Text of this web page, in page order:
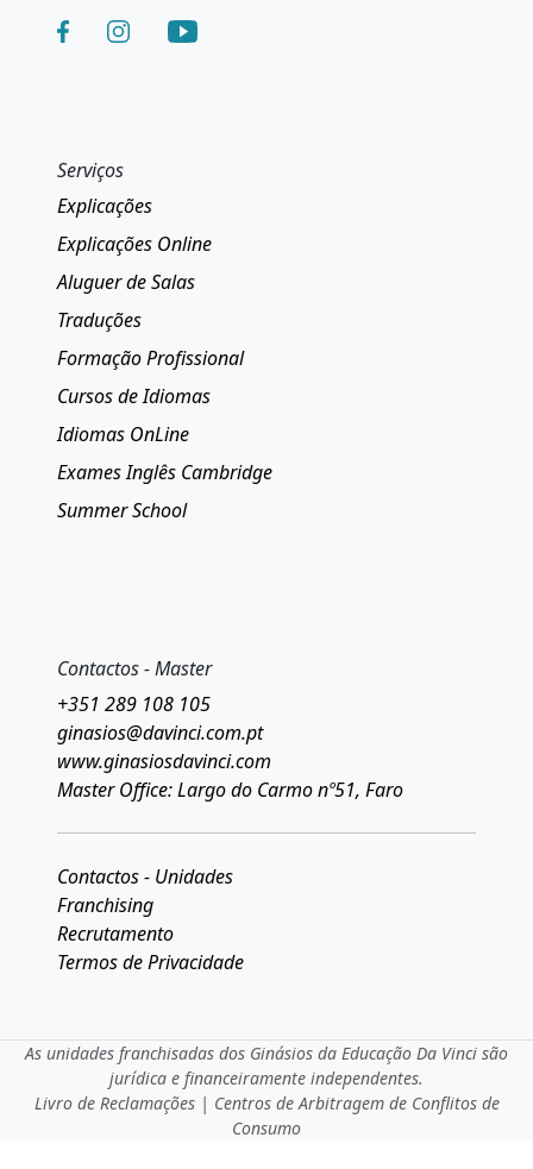
Serviços
Explicações
Explicações Online
Aluguer de Salas
Traduções
Formação Profissional
Cursos de Idiomas
Idiomas OnLine
Exames Inglês Cambridge
Summer School
Contactos - Master
+351 289 108 105
ginasios@davinci.com.pt
www.ginasiosdavinci.com
Master Office: Largo do Carmo nº51, Faro
Contactos - Unidades
Franchising
Recrutamento
Termos de Privacidade
As unidades franchisadas dos Ginásios da Educação Da Vinci são
jurídica e financeiramente independentes.
Livro de Reclamações| Centros de Arbitragem de Conflitos de
Consumo